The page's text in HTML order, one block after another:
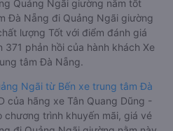
Quảng Ngãi giường nằm tốt
Đà Nẵng đi Quảng Ngãi giường
lượng Tốt với điểm đánh giá
phản hồi của hành khách Xe
tâm Đà Nẵng.
Ngãi từ Bến xe trung tâm Đà
của hãng xe Tân Quang Dũng -
chương trình khuyến mãi, giá vé